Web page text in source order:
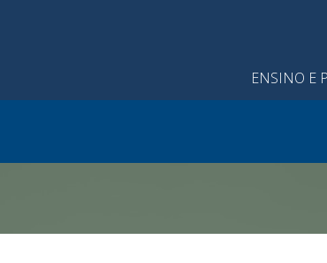
ENSINO E